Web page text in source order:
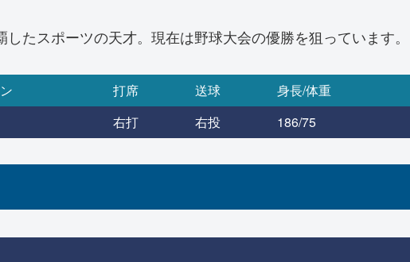
たスポーツの天才。現在は野球大会の優勝を狙っています。
打席 送球
身長/体重
右打 右投 186/75